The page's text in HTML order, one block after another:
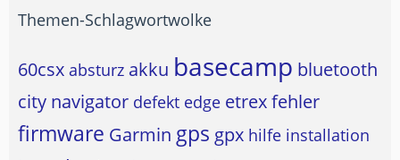
Themen-Schlagwortwolke
60csx absturz akku basecamp bluetooth
city navigator defekt edge etrexfehler
firmware Garmin gps gpx hilfe installation